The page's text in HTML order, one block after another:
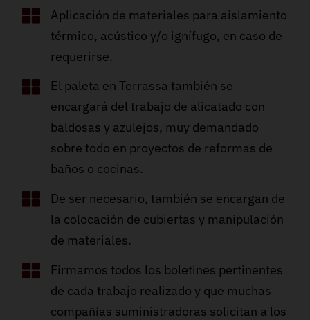
Aplicación de materiales para aislamiento
térmico, acústico y/o ignífugo, en caso de
requerirse.
El paleta en Terrassa también se
encargará del trabajo de alicatado con
baldosas y azulejos, muy demandado
sobre todo en proyectos de reformas de
baños o cocinas.
De ser necesario, también se encargan de
la colocación de cubiertas y manipulación
de materiales.
Firmamos todos los boletines pertinentes
de cada trabajo realizado y que muchas
compañías suministradoras solicitan a los